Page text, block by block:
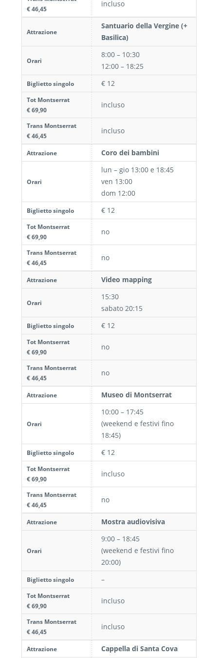
€ 46,45
incluso
Attrazione
Santuario della Vergine (+
Basilica)
Orari
8:00 – 10:30
12:00 – 18:25
Biglietto singolo € 12
Tot Montserrat
€ 69,90
incluso
Trans Montserrat
€ 46,45
incluso
Attrazione Coro dei bambini
Orari
lun – gio 13:00 e 18:45
ven 13:00
dom 12:00
Biglietto singolo € 12
Tot Montserrat
€ 69,90
no
Trans Montserrat
€ 46,45
no
Attrazione Video mapping
Orari
15:30
sabato 20:15
Biglietto singolo € 12
Tot Montserrat
€ 69,90
no
Trans Montserrat
€ 46,45
no
Attrazione Museo di Montserrat
Orari
10:00 – 17:45
(weekend e festivi fino
18:45)
Biglietto singolo € 12
Tot Montserrat
€ 69,90
incluso
Trans Montserrat
€ 46,45
no
Attrazione Mostra audiovisiva
Orari
9:00 – 18:45
(weekend e festivi fino
20:00)
Biglietto singolo –
Tot Montserrat
€ 69,90
incluso
Trans Montserrat
€ 46,45
incluso
Attrazione Cappella di Santa Cova